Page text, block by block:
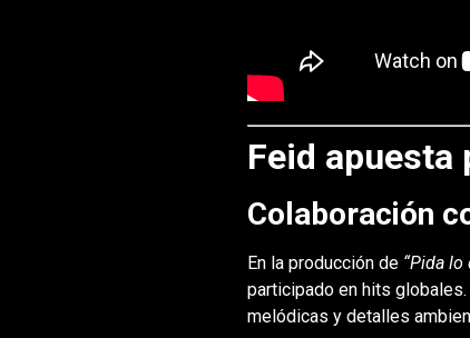
Feid
Colaboración
En la producción de “Pida lo
participado en hits
melódicas y detalles